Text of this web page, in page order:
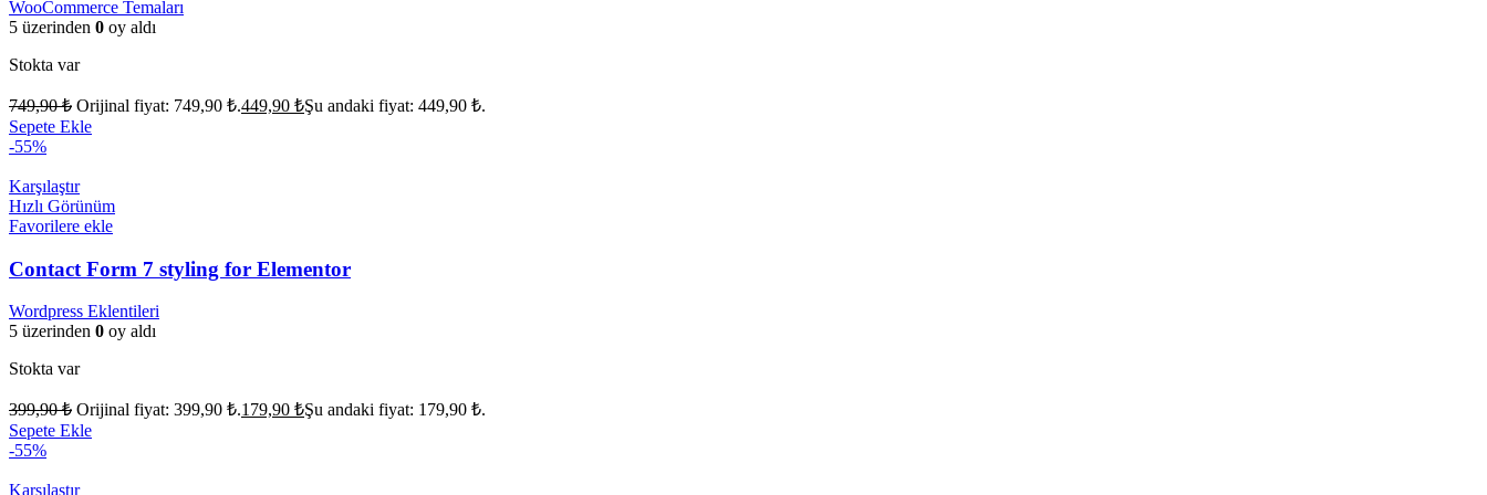
WooCommerce Temaları
5 üzerinden 0 oy aldı
Stokta var
749,90₺ Orijinal fiyat: 749,90 ₺.449,90 ₺Şu andaki fiyat: 449,90 ₺.
Sepete Ekle
-55%
Karşılaştır
Hızlı Görünüm
Favorilere ekle
Contact Form 7 styling for Elementor
Wordpress Eklentileri
5 üzerinden 0 oy aldı
Stokta var
399,90₺ Orijinal fiyat: 399,90 ₺.179,90 ₺Şu andaki fiyat: 179,90 ₺.
Sepete Ekle
-55%
Karşılaştır